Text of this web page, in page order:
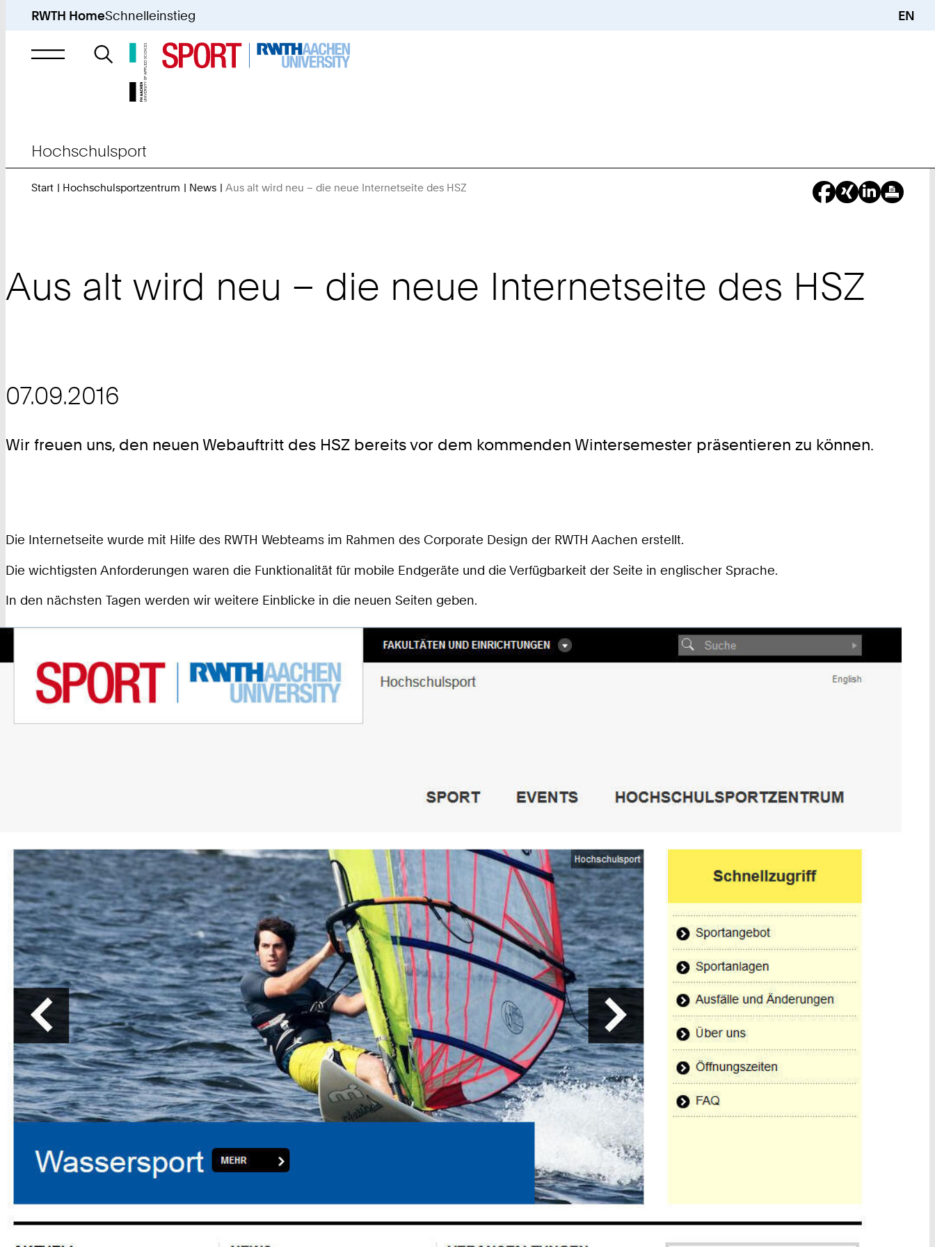
RWTH HomeSchnelleinstieg EN
Suche
nach
Hochschulsport
Start Hochschulsportzentrum News Aus alt wird neu – die neue Internetseite des HSZ
Aus alt wird neu – die neue Internetseite des HSZ
07.09.2016
Wir freuen uns, den neuen Webauftritt des HSZ bereits vor dem kommenden Wintersemester präsentieren zu können.
Die Internetseite wurde mit Hilfe des RWTH Webteams im Rahmen des Corporate Design der RWTH Aachen erstellt.
Die wichtigsten Anforderungen waren die Funktionalität für mobile Endgeräte und die Verfügbarkeit der Seite in englischer Sprache.
In den nächsten Tagen werden wir weitere Einblicke in die neuen Seiten geben.